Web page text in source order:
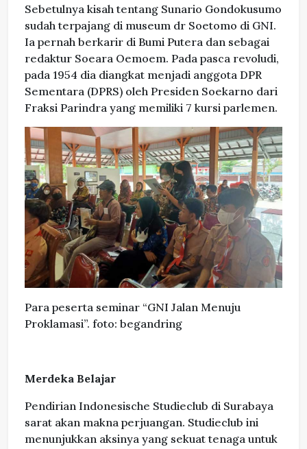
Sebetulnya kisah tentang Sunario Gondokusumo
sudah terpajang di museum dr Soetomo di GNI.
Ia pernah berkarir di Bumi Putera dan sebagai
redaktur Soeara Oemoem. Pada pasca revoludi,
pada 1954 dia diangkat menjadi anggota DPR
Sementara (DPRS) oleh Presiden Soekarno dari
Fraksi Parindra yang memiliki 7 kursi parlemen.
Para peserta seminar “GNI Jalan Menuju
Proklamasi”. foto: begandring
Merdeka Belajar
Pendirian Indonesische Studieclub di Surabaya
sarat akan makna perjuangan. Studieclub ini
menunjukkan aksinya yang sekuat tenaga untuk